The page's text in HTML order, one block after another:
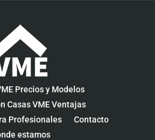
Precios y Modelos
Casas VME Ventajas
Profesionales
Contacto
estamos